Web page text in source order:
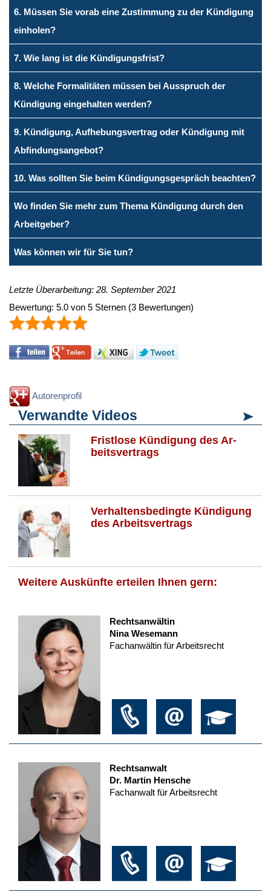
6. Müssen Sie vorab eine Zustimmung zu der Kündigung
einholen?
7. Wie lang ist die Kündigungsfrist?
8. Welche Formalitäten müssen bei Ausspruch der
Kündigung eingehalten werden?
9. Kündigung, Aufhebungsvertrag oder Kündigung mit
Abfindungsangebot?
10. Was sollten Sie beim Kündigungsgespräch beachten?
Wo fin­den Sie mehr zum The­ma Kündigung durch den
Arbeitgeber?
Was können wir für Sie tun?
Letzte Überarbeitung: 28. September 2021
Bewertung: 5.0 von 5 Sternen (3 Bewertungen)
Autorenprofil
Verwandte Videos
Frist­lo­se Kün­di­gung des Ar­
beits­ver­trags
Ver­hal­tens­be­ding­te Kün­di­gung
des Ar­beits­ver­trags
Weitere Auskünfte erteilen Ihnen gern:
Rechtsanwältin
Nina Wesemann
Fachanwältin für Arbeitsrecht
Rechtsanwalt
Dr. Martin Hensche
Fachanwalt für Arbeitsrecht